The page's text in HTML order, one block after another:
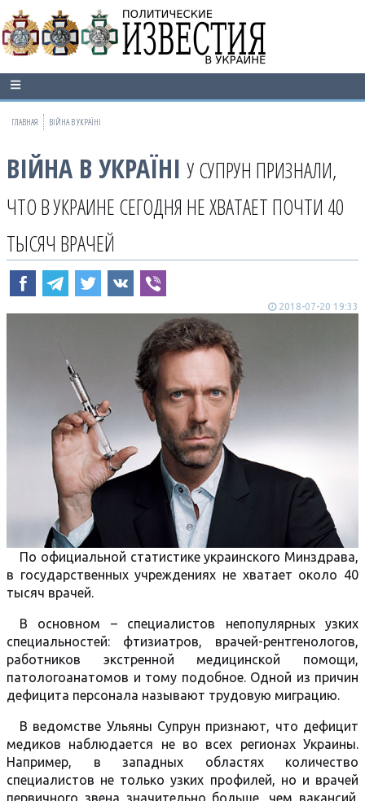
ГЛАВНАЯ ВІЙНА В УКРАЇНІ
ВІЙНА В УКРАЇНІ У СУПРУН ПРИЗНАЛИ,
ЧТО В УКРАИНЕ СЕГОДНЯ НЕ ХВАТАЕТ ПОЧТИ 40
ТЫСЯЧ ВРАЧЕЙ
2018-07-20 19:33
По официальной статистике украинского Минздрава,
в государственных учреждениях не хватает около 40
тысяч врачей.
В основном – специалистов непопулярных узких
специальностей: фтизиатров, врачей-рентгенологов,
работников экстренной медицинской помощи,
патологоанатомов и тому подобное. Одной из причин
дефицита персонала называют трудовую миграцию.
В ведомстве Ульяны Супрун признают, что дефицит
медиков наблюдается не во всех регионах Украины.
Например, в западных областях количество
специалистов не только узких профилей, но и врачей
первичного звена значительно больше, чем вакансий.